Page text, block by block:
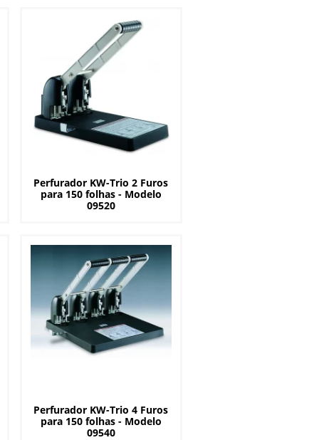
Perfurador KW-Trio 2 Furos
para 150 folhas - Modelo
09520
Perfurador KW-Trio 4 Furos
para 150 folhas - Modelo
09540